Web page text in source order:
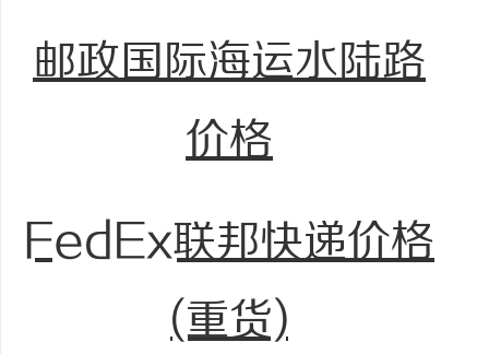
邮政国际海运水陆路
价格
FedEx联邦快递价格
(重货)